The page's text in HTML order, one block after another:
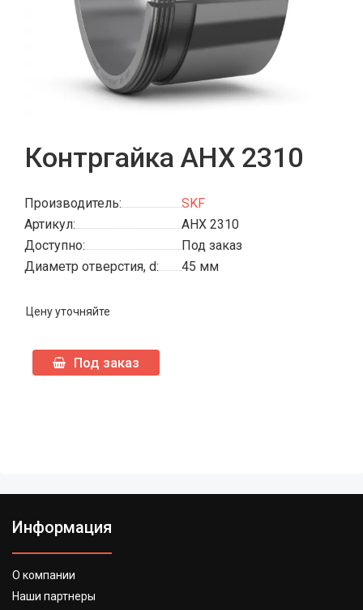
Контргайка AHX 2310
Производитель:
SKF
Артикул:
AHX 2310
Доступно:
Под заказ
Диаметр отверстия, d:
45 мм
Цену уточняйте
Под заказ
Информация
О компании
Наши партнеры